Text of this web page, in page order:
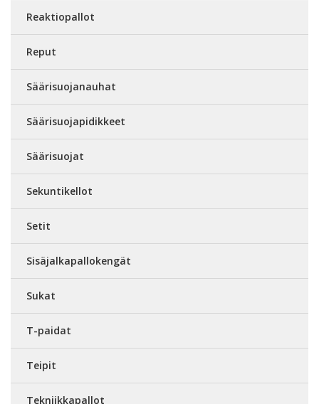
Reaktiopallot
Reput
Säärisuojanauhat
Säärisuojapidikkeet
Säärisuojat
Sekuntikellot
Setit
Sisäjalkapallokengät
Sukat
T-paidat
Teipit
Tekniikkapallot